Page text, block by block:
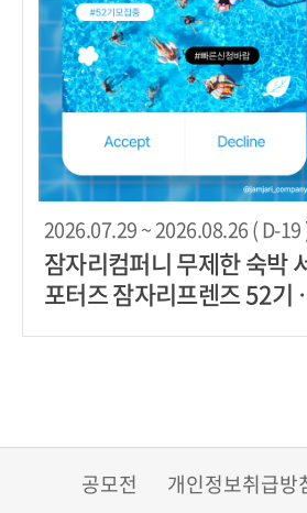
2026.07.29 ~ 2026.08.26 ( D-19
잠자리컴퍼니 무제한 숙박
포터즈 잠자리프렌즈 52기
공모전 개인정보취급방